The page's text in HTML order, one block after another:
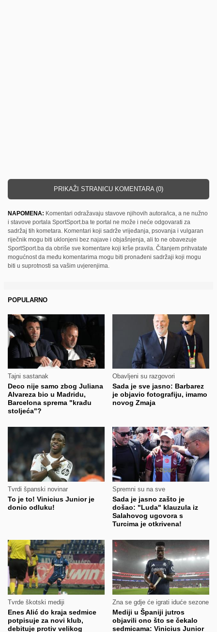
PRIKAŽI STRANICU KOMENTARA (0)
NAPOMENA: Komentari odražavaju stavove njihovih autora/ica, a ne nužno
i stavove portala SportSport.ba te portal ne može i neće odgovarati za
sadržaj tih kometara. Komentari koji sadrže vrijeđanja, psovanja i vulgaran
riječnik mogu biti uklonjeni bez najave i objašnjenja, ali to ne obavezuje
SportSport.ba da obriše sve komentare koji krše pravila. Čitanjem prihvatate
mogućnost da među komentarima mogu biti pronađeni sadržaji koji mogu
biti u suprotnosti sa vašim uvjerenjima.
POPULARNO
Tajni sastanak
Deco nije samo zbog Juliana
Alvareza bio u Madridu,
Barcelona sprema "krađu
stoljeća"?
Obavljeni su razgovori
Sada je sve jasno: Barbarez
je objavio fotografiju, imamo
novog Zmaja
Tvrdi španski novinar
To je to! Vinicius Junior je
donio odluku!
Spremni su na sve
Sada je jasno zašto je
došao: "Luda" klauzula iz
Salahovog ugovora s
Turcima je otkrivena!
Tvrde škotski mediji
Enes Alić do kraja sedmice
potpisuje za novi klub,
debituje protiv velikog
Zna se gdje će igrati iduće sezone
Mediji u Španiji jutros
objavili ono što se čekalo
sedmicama: Vinicius Junior